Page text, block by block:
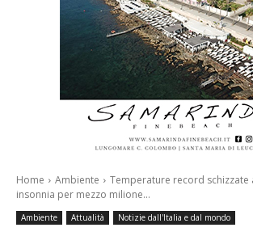
Home Ambiente
Temperature record schizzate
insonnia per mezzo milione...
Ambiente Attualità Notizie dall'Italia e dal mondo